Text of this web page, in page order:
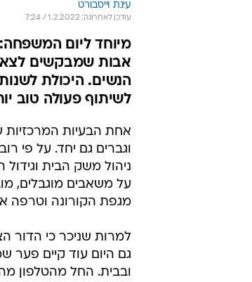
עינת וייסבורט
עודכן לאחרונה: 1.2.2022 / 7:24
אבות שמבקשים לצאת
הנשים. היכולת
לשיתוף פעולה טוב
אחת הבעיות המרכזיות
וגברים גם יחד. על פי
ניהול משק הבית
על משאבים מוגבלים,
מגפת הקורונה וטרפה
למרות שניכר כי הדור
גם היום עוד קיים פער
ובבית. החל מהטלפון